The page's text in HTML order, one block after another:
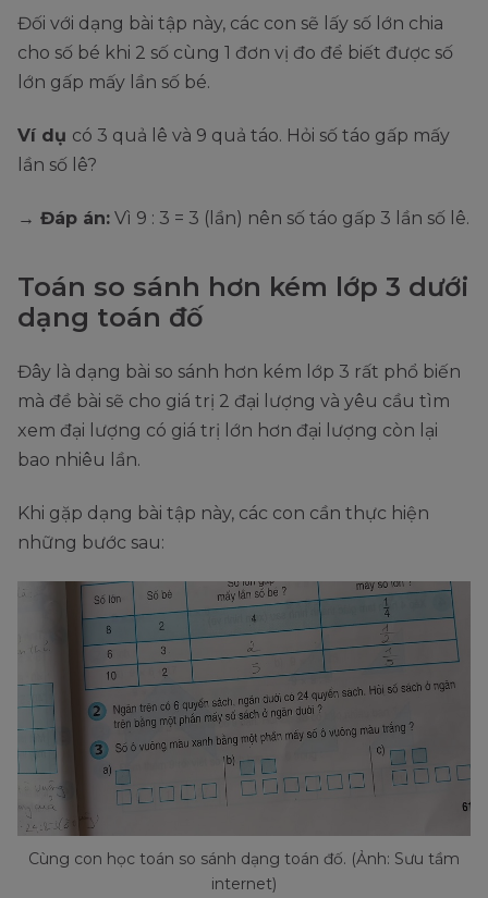
Đối với dạng bài tập này, các con sẽ lấy số lớn chia
cho số bé khi 2 số cùng 1 đơn vị đo để biết được số
lớn gấp mấy lần số bé.
Ví dụ có 3 quả lê và 9 quả táo. Hỏi số táo gấp mấy
lần số lê?
→ Đáp án: Vì 9 : 3 = 3 (lần) nên số táo gấp 3 lần số lê.
Toán so sánh hơn kém lớp 3 dưới
dạng toán đố
Đây là dạng bài so sánh hơn kém lớp 3 rất phổ biến
mà đề bài sẽ cho giá trị 2 đại lượng và yêu cầu tìm
xem đại lượng có giá trị lớn hơn đại lượng còn lại
bao nhiêu lần.
Khi gặp dạng bài tập này, các con cần thực hiện
những bước sau:
Cùng con học toán so sánh dạng toán đố. (Ảnh: Sưu tầm
internet)